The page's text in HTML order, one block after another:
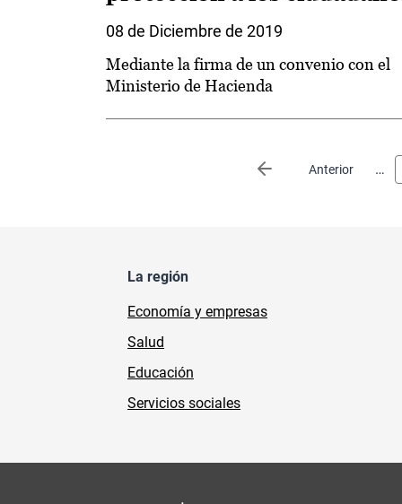
08 de Diciembre de 2019
Mediante la firma de un convenio con el
Ministerio de Hacienda
Anterior
Página anterior …
La región
Economía y empresas
Salud
Educación
Servicios sociales